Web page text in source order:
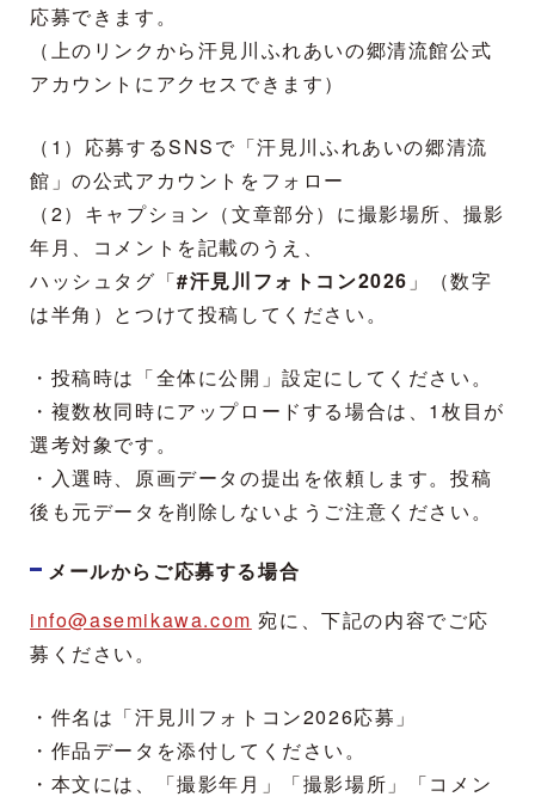
応募できます。
（上のリンクから汗見川ふれあいの郷清流館公式
アカウントにアクセスできます）
（1）応募するSNSで「汗見川ふれあいの郷清流
館」の公式アカウントをフォロー
（2）キャプション（文章部分）に撮影場所、撮影
年月、コメントを記載のうえ、
ハッシュタグ「#汗見川フォトコン2026 」（数字
は半角）とつけて投稿してください。
・投稿時は「全体に公開」設定にしてください。
・複数枚同時にアップロードする場合は、1枚目が
選考対象です。
・入選時、原画データの提出を依頼します。投稿
後も元データを削除しないようご注意ください。
メールからご応募する場合
info@asemikawa.com 宛に、下記の内容でご応
募ください。
・件名は「汗見川フォトコン2026応募」
・作品データを添付してください。
・本文には、「撮影年月」「撮影場所」「コメン